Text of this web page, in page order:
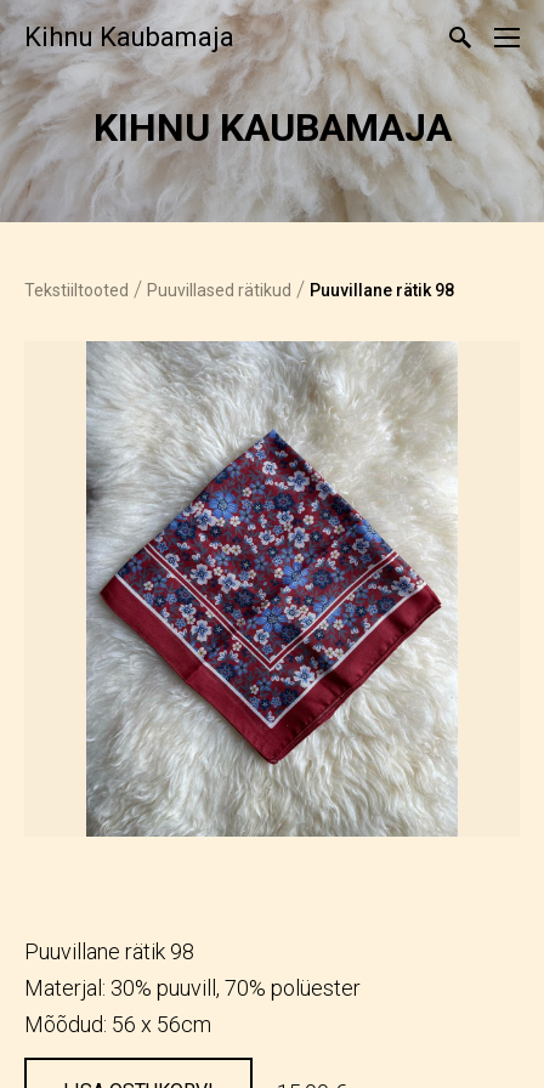
Kihnu Kaubamaja
KIHNU KAUBAMAJA
Tekstiiltooted / Puuvillased rätikud / Puuvillane rätik 98
Puuvillane rätik 98
Materjal: 30% puuvill, 70% polüester
Mõõdud: 56 x 56cm